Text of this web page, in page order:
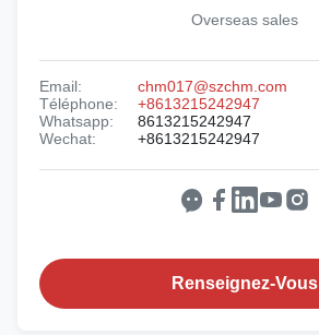
Overseas sales
Email:
chm017@szchm.com
Téléphone:
+8613215242947
Whatsapp:
8613215242947
Wechat:
+8613215242947
Renseignez-Vous